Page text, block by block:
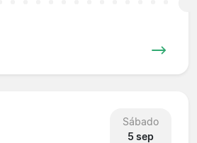
Sábado
5 sep